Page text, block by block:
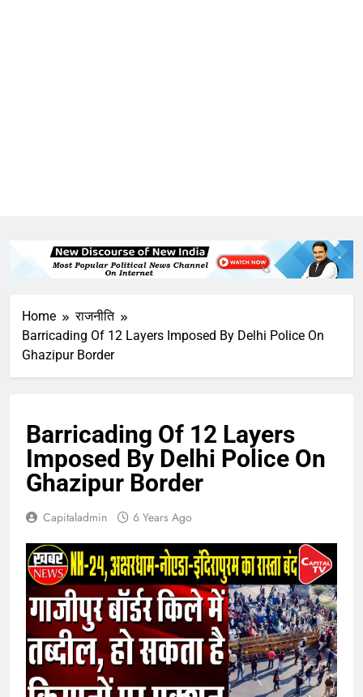
Home
राजनीति
Barricading Of 12 Layers Imposed By Delhi Police On
Ghazipur Border
Barricading Of 12 Layers
Imposed By Delhi Police On
Ghazipur Border
Capitaladmin 6 Years Ago